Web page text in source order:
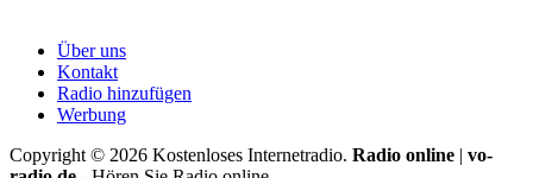
Über uns
Kontakt
Radio hinzufügen
Werbung
Copyright © 2026 Kostenloses Internetradio. Radio online | vo-